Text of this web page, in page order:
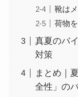
靴は
荷物
真夏のバ
対策
まとめ｜
全性」の